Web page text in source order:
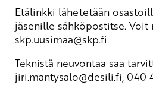
Etälinkki lähetetään
jäsenille sähköpostitse. Voit
skp.uusimaa@skp.fi
Teknistä neuvontaa saa
jiri.mantysalo@desili.fi , 040